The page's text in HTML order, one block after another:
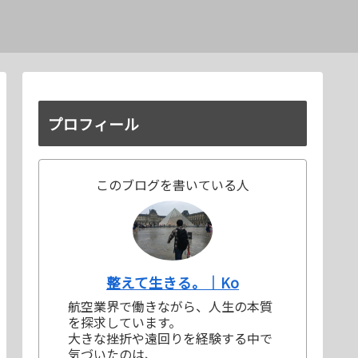
プロフィール
このブログを書いている人
整えて生きる。｜Ko
航空業界で働きながら、人生の本質
を探求しています。
大きな挫折や遠回りを経験する中で
気づいたのは、